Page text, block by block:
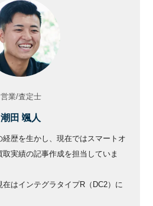
営業/査定士
潮田 颯人
歴を生かし、現在ではスマートオ
実績の記事作成を担当していま
はインテグラタイプR（DC2）に